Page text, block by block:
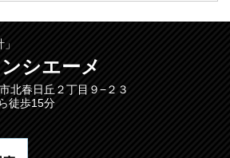
シエーメ
北春日丘２丁目９−２３
徒歩15分